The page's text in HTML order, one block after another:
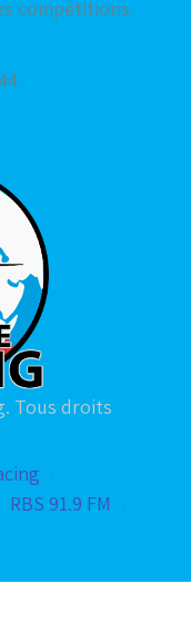
compétitions
Tous droits
RBS 91.9 FM